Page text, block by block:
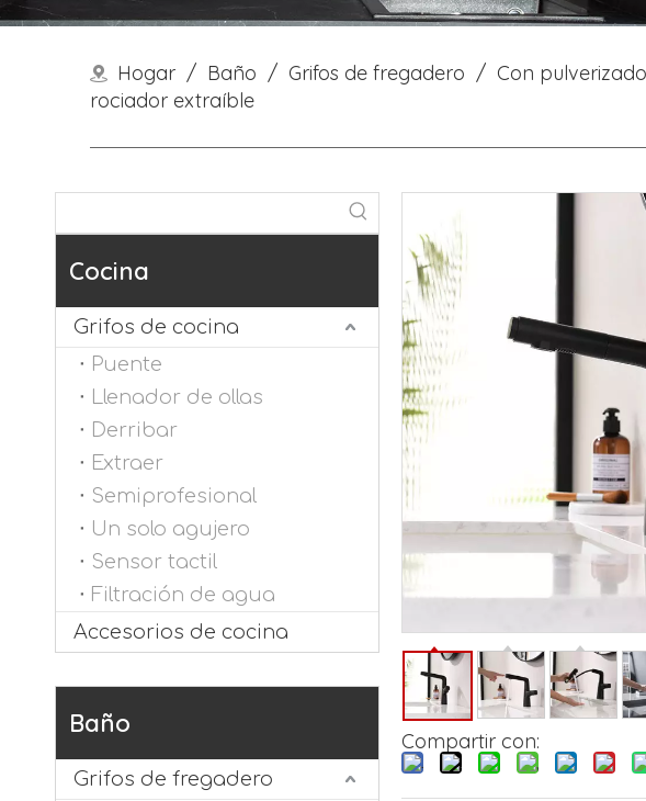
Hogar / Baño / Grifos de fregadero / Con
rociador extraíble
Cocina
Grifos de cocina
Puente
Llenador de ollas
Derribar
Extraer
Semiprofesional
Un solo agujero
Sensor tactil
Filtración de agua
Accesorios de cocina
Baño
Grifos de fregadero
Compartir con: